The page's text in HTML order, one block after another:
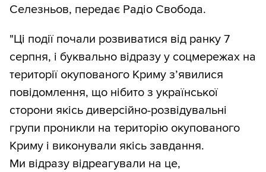
Селезньов, передає Радіо Свобода.
"Ці події почали розвиватися від ранку 7
серпня, і буквально відразу у соцмережах на
території окупованого Криму з’явилися
повідомлення, що нібито з української
сторони якісь диверсійно-розвідувальні
групи проникли на територію окупованого
Криму і виконували якісь завдання.
Ми відразу відреагували на це,